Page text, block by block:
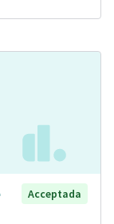
Acceptada